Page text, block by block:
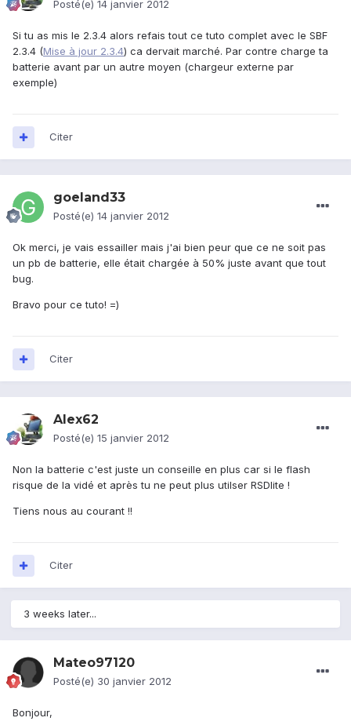
Posté(e) 14 janvier 2012
Si tu as mis le 2.3.4 alors refais tout ce tuto complet avec le SBF
2.3.4 (Mise à jour 2.3.4) ca dervait marché. Par contre charge ta
batterie avant par un autre moyen (chargeur externe par
exemple)
Citer
goeland33
Posté(e) 14 janvier 2012
Ok merci, je vais essailler mais j'ai bien peur que ce ne soit pas
un pb de batterie, elle était chargée à 50% juste avant que tout
bug.
Bravo pour ce tuto! =)
Citer
Alex62
Posté(e) 15 janvier 2012
Non la batterie c'est juste un conseille en plus car si le flash
risque de la vidé et après tu ne peut plus utilser RSDlite !
Tiens nous au courant !!
Citer
3 weeks later...
Mateo97120
Posté(e) 30 janvier 2012
Bonjour,